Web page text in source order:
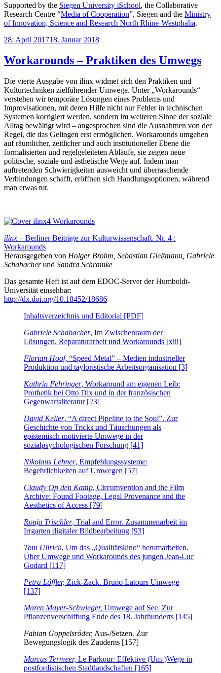
Supported by the Siegen University iSchool, the Collaborative
Research Centre “Media of Cooperation”, Siegen and the Ministry
of Innovation, Science and Research North Rhine-Westphalia.
Veröffentlicht
28. April 201718. Januar 2018
Workarounds – Praktiken des Umwegs
Die vierte Ausgabe von ilinx widmet sich den Praktiken und
Kulturtechniken zielführender Umwege. Unter „Workarounds“
verstehen wir temporäre Lösungen eines Problems und
Improvisationen, mit deren Hilfe nicht nur Fehler in technischen
Systemen korrigiert werden, sondern im weiteren Sinne der soziale
Alltag bewältigt wird – angesprochen sind die Ausnahmen von der
Regel, die das Gelingen erst ermöglichen. Workarounds umgehen
auf räumlicher, zeitlicher und auch institutioneller Ebene die
formalisierten und regelgeleiteten Abläufe, sie zeigen neue
politische, soziale und ästhetische Wege auf. Indem man
auftretenden Schwierigkeiten ausweicht und überraschende
Verbindungen schafft, eröffnen sich Handlungsoptionen, während
man etwas tut.
ilinx – Berliner Beiträge zur Kulturwissenschaft. Nr. 4 :
Workarounds
Herausgegeben von Holger Brohm, Sebastian Gießmann, Gabriele
Schabacherund Sandra Schramke
Das gesamte Heft ist auf dem EDOC-Server der Humboldt-
Universität einsehbar:
http://dx.doi.org/10.18452/18686
Inhaltsverzeichnis und Editorial [PDF]
Gabriele Schabacher, Im Zwischenraum der
Lösungen. Reparaturarbeit und Workarounds [xiii]
Florian Hoof, “Speed Metal” – Medien industrieller
Produktion und tayloristische Arbeitsorganisation [3]
Kathrin Fehringer, Workaround am eigenen Leib:
Prothetik bei Otto Dix und in der französischen
Gegenwartsliteratur [23]
David Keller, “A direct Pipeline to the Soul”. Zur
Geschichte von Tricks und Täuschungen als
epistemisch motivierte Umwege in der
sozialpsychologischen Forschung [41]
Nikolaus Lehner, Empfehlungssysteme:
Begehrlichkeiten auf Umwegen [57]
Claudy Op den Kamp, Circumvention and the Film
Archive: Found Footage, Legal Provenance and the
Aesthetics of Access [79]
Ronja Trischler, Trial and Error. Zusammenarbeit im
Irrgarten digitaler Bildbearbeitung [93]
Tom Ullrich, Um das „Qualitätskino“ herumarbeiten.
Über Umwege und Workarounds des jungen Jean-Luc
Godard [117]
Petra Löffler, Zick-Zack. Bruno Latours Umwege
[137]
Maren Mayer-Schwieger, Umwege auf See. Zur
Pflanzenverschiffung Ende des 18. Jahrhunderts [145]
Fabian Goppelsröder, Aus-/Setzen. Zur
Bewegungslogik des Zauderns [157]
Marcus Termeer, Le Parkour: Effektive (Um-)Wege in
postfordistischen Stadtlandschaften [165]